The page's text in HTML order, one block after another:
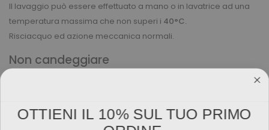
Il lavaggio può essere effettuato a mano o in lavatrice ad una
temperatura massima che non superi i 40°C.
Risciacquo ed azione meccanica normali.
Non candeggiare
OTTIENI IL 10% SUL TUO PRIMO
ORDINE.